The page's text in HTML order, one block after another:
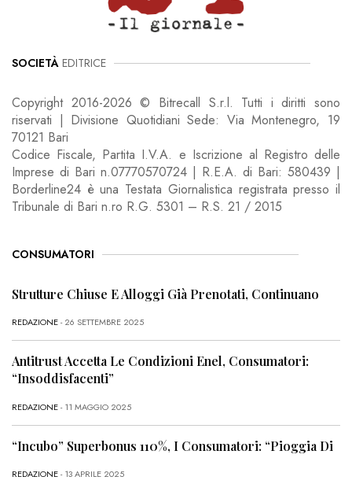
SOCIETÀ EDITRICE
Copyright 2016-2026 © Bitrecall S.r.l. Tutti i diritti sono
riservati | Divisione Quotidiani Sede: Via Montenegro, 19
70121 Bari
Codice Fiscale, Partita I.V.A. e Iscrizione al Registro delle
Imprese di Bari n.07770570724 | R.E.A. di Bari: 580439 |
Borderline24 è una Testata Giornalistica registrata presso il
Tribunale di Bari n.ro R.G. 5301 – R.S. 21 / 2015
CONSUMATORI
Strutture Chiuse E Alloggi Già Prenotati, Continuano
REDAZIONE- 26 SETTEMBRE 2025
Antitrust Accetta Le Condizioni Enel, Consumatori:
“Insoddisfacenti”
REDAZIONE- 11 MAGGIO 2025
“Incubo” Superbonus 110%, I Consumatori: “Pioggia Di
REDAZIONE- 13 APRILE 2025